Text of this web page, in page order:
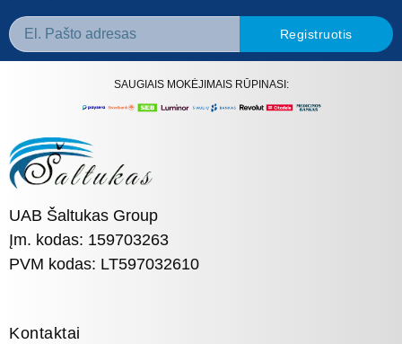
Registruotis
SAUGIAIS MOKĖJIMAIS RŪPINASI:
UAB Šaltukas Group
Įm. kodas: 159703263
PVM kodas: LT597032610
Kontaktai